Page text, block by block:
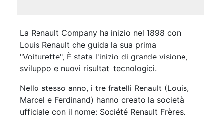
La Renault Company ha inizio nel 1898 con
Louis Renault che guida la sua prima
"Voiturette", È stata l'inizio di grande visione,
sviluppo e nuovi risultati tecnologici.
Nello stesso anno, i tre fratelli Renault (Louis,
Marcel e Ferdinand) hanno creato la società
ufficiale con il nome: Société Renault Frères.